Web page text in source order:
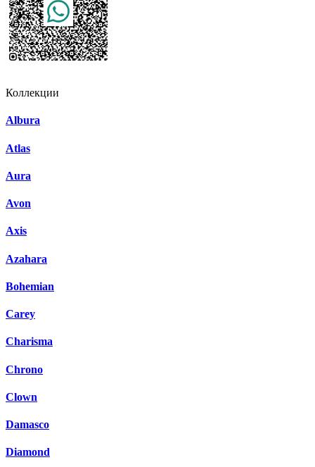
Коллекции
Albura
Atlas
Aura
Avon
Axis
Azahara
Bohemian
Carey
Charisma
Chrono
Clown
Damasco
Diamond